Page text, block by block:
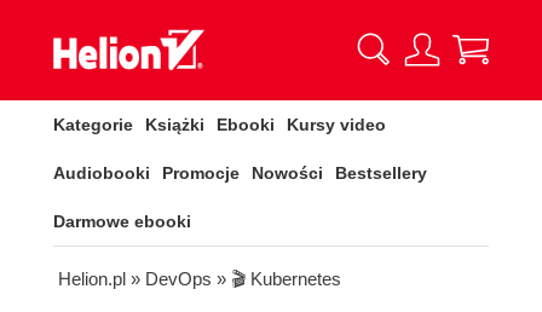
Kategorie Książki Ebooki Kursy video
Audiobooki Promocje Nowości Bestsellery
Darmowe ebooki
Helion.pl » DevOps » 🎬 Kubernetes